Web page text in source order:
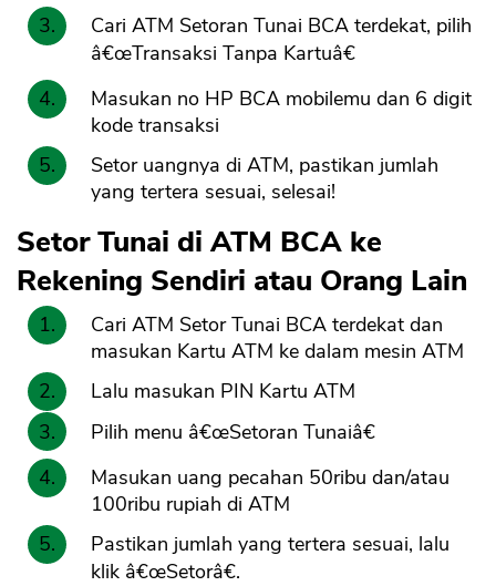
Cari ATM Setoran Tunai BCA terdekat, pilih
â€œTransaksi Tanpa Kartuâ€
Masukan no HP BCA mobilemu dan 6 digit
kode transaksi
Setor uangnya di ATM, pastikan jumlah
yang tertera sesuai, selesai!
Setor Tunai di ATM BCA ke
Rekening Sendiri atau Orang Lain
Cari ATM Setor Tunai BCA terdekat dan
masukan Kartu ATM ke dalam mesin ATM
Lalu masukan PIN Kartu ATM
Pilih menu â€œSetoran Tunaiâ€
Masukan uang pecahan 50ribu dan/atau
100ribu rupiah di ATM
Pastikan jumlah yang tertera sesuai, lalu
klik â€œSetorâ€.